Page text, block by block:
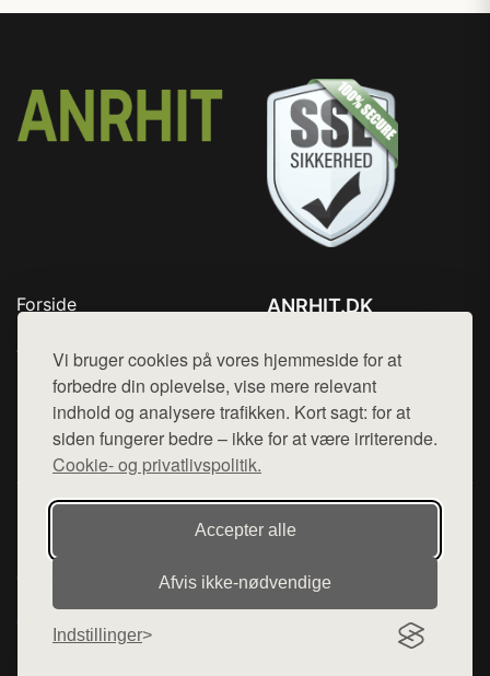
Vi bruger cookies på vores hjemmeside for at
forbedre din oplevelse, vise mere relevant
indhold og analysere trafikken. Kort sagt: for at
siden fungerer bedre – ikke for at være irriterende.
Cookie- og privatlivspolitik.
Accepter alle
Afvis ikke‑nødvendige
Indstillinger
Forside
Top Rabatter
Blog
Kontakt
ANRHIT.DK
Mail: hej@want.dk
Cookie- og privatlivspolitik
Denne side er en del af want.dk, der udgiver en række
hjemmesider med præsentation af forskellige produkter fra
diverse webshops. Der sælges ikke varer fra denne side - vi
varerne på lager.